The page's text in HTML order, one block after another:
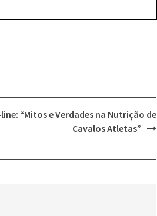
“Mitos e Verdades na Nutrição de
Cavalos Atletas”